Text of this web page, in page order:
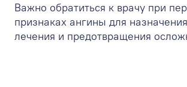
Важно обратиться к врачу при
признаках ангины для
лечения и предотвращения